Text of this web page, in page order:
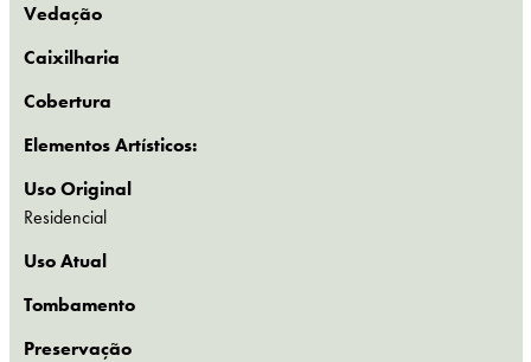
Vedação
Caixilharia
Cobertura
Elementos Artísticos:
Uso Original
Residencial
Uso Atual
Tombamento
Preservação